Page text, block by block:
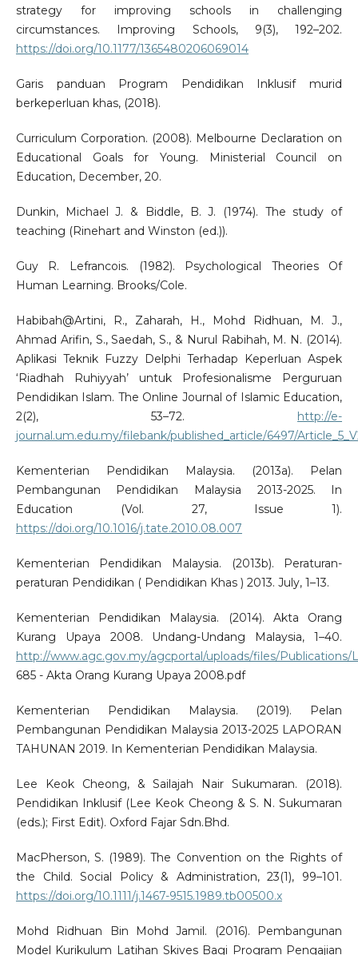
strategy for improving schools in challenging
circumstances. Improving Schools, 9(3), 192–202.
https://doi.org/10.1177/1365480206069014
Garis panduan Program Pendidikan Inklusif murid
berkeperluan khas, (2018).
Curriculum Corporation. (2008). Melbourne Declaration on
Educational Goals for Young. Ministerial Council on
Education, December, 20.
Dunkin, Michael J. & Biddle, B. J. (1974). The study of
teaching (Rinehart and Winston (ed.)).
Guy R. Lefrancois. (1982). Psychological Theories Of
Human Learning. Brooks/Cole.
Habibah@Artini, R., Zaharah, H., Mohd Ridhuan, M. J.,
Ahmad Arifin, S., Saedah, S., & Nurul Rabihah, M. N. (2014).
Aplikasi Teknik Fuzzy Delphi Terhadap Keperluan Aspek
‘Riadhah Ruhiyyah’ untuk Profesionalisme Perguruan
Pendidikan Islam. The Online Journal of Islamic Education,
2(2), 53–72.
http://e-
journal.um.edu.my/filebank/published_article/6497/
Kementerian Pendidikan Malaysia. (2013a). Pelan
Pembangunan Pendidikan Malaysia 2013-2025. In
Education (Vol. 27, Issue 1).
https://doi.org/10.1016/j.tate.2010.08.007
Kementerian Pendidikan Malaysia. (2013b). Peraturan-
peraturan Pendidikan ( Pendidikan Khas ) 2013. July, 1–13.
Kementerian Pendidikan Malaysia. (2014). Akta Orang
Kurang Upaya 2008. Undang-Undang Malaysia, 1–40.
http://www.agc.gov.my/agcportal/uploads/files/Publications/
685 - Akta Orang Kurang Upaya 2008.pdf
Kementerian Pendidikan Malaysia. (2019). Pelan
Pembangunan Pendidikan Malaysia 2013-2025 LAPORAN
TAHUNAN 2019. In Kementerian Pendidikan Malaysia.
Lee Keok Cheong, & Sailajah Nair Sukumaran. (2018).
Pendidikan Inklusif (Lee Keok Cheong & S. N. Sukumaran
(eds.); First Edit). Oxford Fajar Sdn.Bhd.
MacPherson, S. (1989). The Convention on the Rights of
the Child. Social Policy & Administration, 23(1), 99–101.
https://doi.org/10.1111/j.1467-9515.1989.tb00500.x
Mohd Ridhuan Bin Mohd Jamil. (2016). Pembangunan
Model Kurikulum Latihan Skives Bagi Program Pengajian